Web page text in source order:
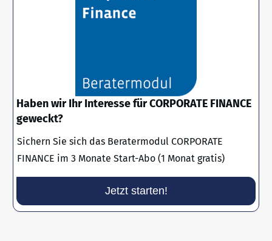
Haben wir Ihr Interesse für CORPORATE FINANCE
geweckt?
Sichern Sie sich das Beratermodul CORPORATE
FINANCE im 3 Monate Start-Abo (1 Monat gratis)
Jetzt starten!